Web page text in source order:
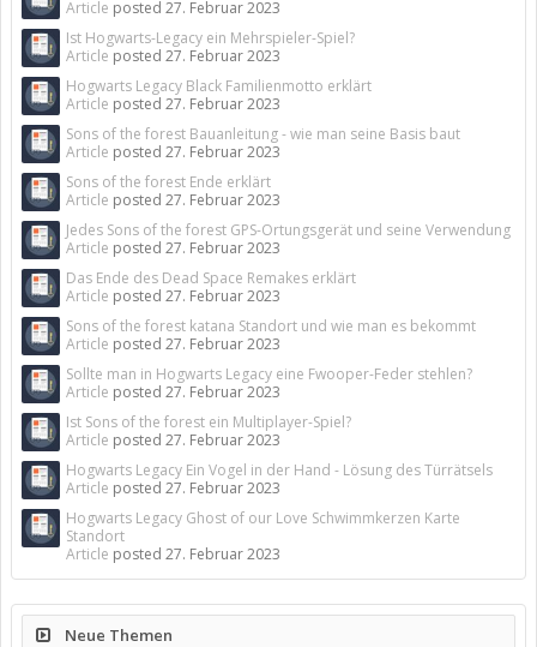
Article posted 27. Februar 2023
Ist Hogwarts-Legacy ein Mehrspieler-Spiel?
Article posted 27. Februar 2023
Hogwarts Legacy Black Familienmotto erklärt
Article posted 27. Februar 2023
Sons of the forest Bauanleitung - wie man seine Basis baut
Article posted 27. Februar 2023
Sons of the forest Ende erklärt
Article posted 27. Februar 2023
Jedes Sons of the forest GPS-Ortungsgerät und seine Verwendung
Article posted 27. Februar 2023
Das Ende des Dead Space Remakes erklärt
Article posted 27. Februar 2023
Sons of the forest katana Standort und wie man es bekommt
Article posted 27. Februar 2023
Sollte man in Hogwarts Legacy eine Fwooper-Feder stehlen?
Article posted 27. Februar 2023
Ist Sons of the forest ein Multiplayer-Spiel?
Article posted 27. Februar 2023
Hogwarts Legacy Ein Vogel in der Hand - Lösung des Türrätsels
Article posted 27. Februar 2023
Hogwarts Legacy Ghost of our Love Schwimmkerzen Karte
Standort
Article posted 27. Februar 2023
Neue Themen